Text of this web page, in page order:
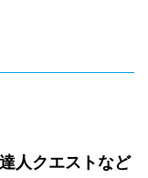
人クエストなど